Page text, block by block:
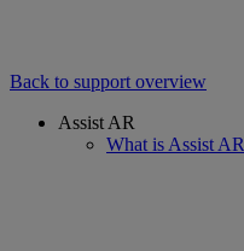
Back to support overview
Assist AR
What is Assist AR